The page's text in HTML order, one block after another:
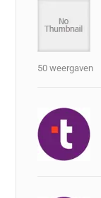
50 weergaven